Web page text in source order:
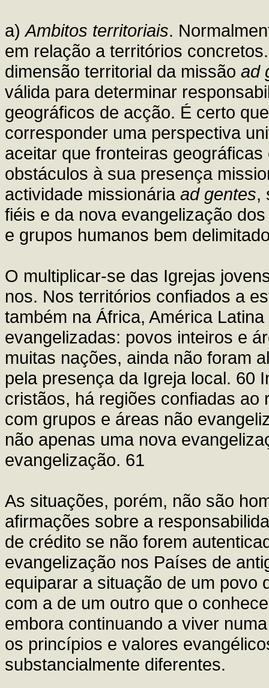
a)Ambitos territoriais.
em relação a territórios
dimensão territorial da missão ad
válida para determinar
geográficos de acção. É certo
corresponder uma perspectiva
aceitar que fronteiras
obstáculos à sua presença
actividade missionária ad gentes,
fiéis e da nova evangelização
e grupos humanos bem
O multiplicar-se das Igrejas
nos. Nos territórios confiados a
também na África, América
evangelizadas: povos inteiros e
muitas nações, ainda não foram
pela presença da Igreja local. 60
cristãos, há regiões confiadas
com grupos e áreas não
não apenas uma nova
evangelização. 61
As situações, porém, não são
afirmações sobre a
de crédito se não forem
evangelização nos Países de
equiparar a situação de um povo
com a de um outro que o
embora continuando a viver
os princípios e valores
substancialmente diferentes.